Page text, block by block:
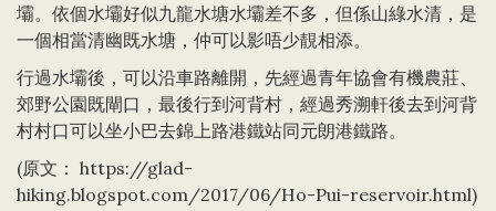
壩。依個水壩好似九龍水塘水壩差不多，但係山綠水清，是
一個相當清幽既水塘，仲可以影唔少靚相添。
行過水壩後，可以沿車路離開，先經過青年協會有機農莊、
郊野公園既閘口，最後行到河背村，經過秀溯軒後去到河背
村村口可以坐小巴去錦上路港鐵站同元朗港鐵路。
(原文： https://glad-
hiking.blogspot.com/2017/06/Ho-Pui-reservoir.html)